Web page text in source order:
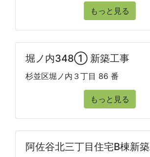
もっと見る
堀ノ内348① 新築工事
杉並区堀ノ内３丁目 86 番
もっと見る
阿佐谷北三丁目住宅B棟新